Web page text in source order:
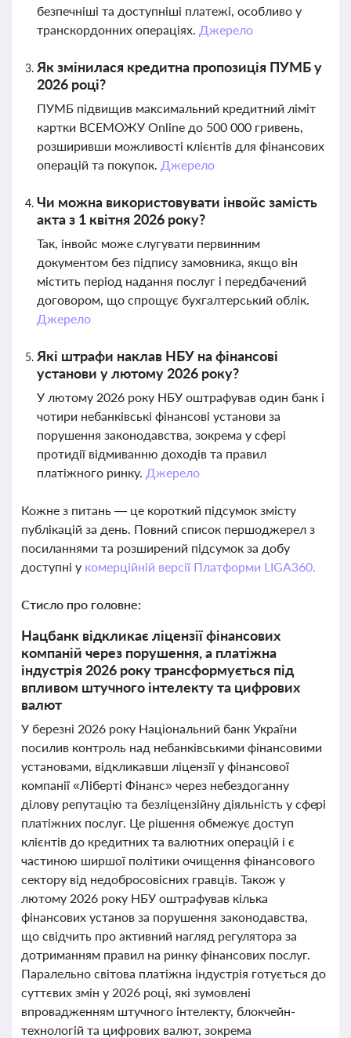
безпечніші та доступніші платежі, особливо у
транскордонних операціях. Джерело
Як змінилася кредитна пропозиція ПУМБ у
2026 році?
ПУМБ підвищив максимальний кредитний ліміт
картки ВСЕМОЖУ Online до 500 000 гривень,
розширивши можливості клієнтів для фінансових
операцій та покупок. Джерело
Чи можна використовувати інвойс замість
акта з 1 квітня 2026 року?
Так, інвойс може слугувати первинним
документом без підпису замовника, якщо він
містить період надання послуг і передбачений
договором, що спрощує бухгалтерський облік.
Джерело
Які штрафи наклав НБУ на фінансові
установи у лютому 2026 року?
У лютому 2026 року НБУ оштрафував один банк і
чотири небанківські фінансові установи за
порушення законодавства, зокрема у сфері
протидії відмиванню доходів та правил
платіжного ринку. Джерело
Кожне з питань — це короткий підсумок змісту
публікацій за день. Повний список першоджерел з
посиланнями та розширений підсумок за добу
доступні у комерційній версії Платформи LIGA360.
Стисло про головне:
Нацбанк відкликає ліцензії фінансових
компаній через порушення, а платіжна
індустрія 2026 року трансформується під
впливом штучного інтелекту та цифрових
валют
У березні 2026 року Національний банк України
посилив контроль над небанківськими фінансовими
установами, відкликавши ліцензії у фінансової
компанії «Ліберті Фінанс» через небездоганну
ділову репутацію та безліцензійну діяльність у сфері
платіжних послуг. Це рішення обмежує доступ
клієнтів до кредитних та валютних операцій і є
частиною ширшої політики очищення фінансового
сектору від недобросовісних гравців. Також у
лютому 2026 року НБУ оштрафував кілька
фінансових установ за порушення законодавства,
що свідчить про активний нагляд регулятора за
дотриманням правил на ринку фінансових послуг.
Паралельно світова платіжна індустрія готується до
суттєвих змін у 2026 році, які зумовлені
впровадженням штучного інтелекту, блокчейн-
технологій та цифрових валют, зокрема